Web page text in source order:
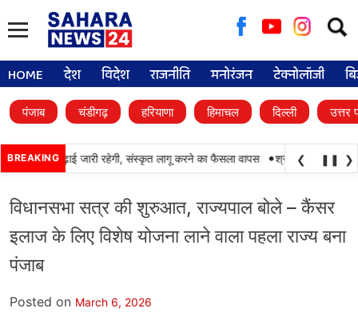
for:
HOME देश विदेश राजनीति मनोरंजन टेक्नोलॉजी
पंजाब चंडीगढ़ हरियाणा हिमाचल दिल्ली उत्तर
BREAKING
पंजाबी की पढ़ाई जारी रहेगी, संस्कृत लागू करने का फैसला वापस • श्री गुरु हरिकृष्ण
❮ ❚❚ ❯
विधानसभा सत्र की शुरुआत, राज्यपाल बोले – कैंसर
इलाज के लिए विशेष योजना लाने वाला पहला राज्य बना
पंजाब
Posted on March 6, 2026